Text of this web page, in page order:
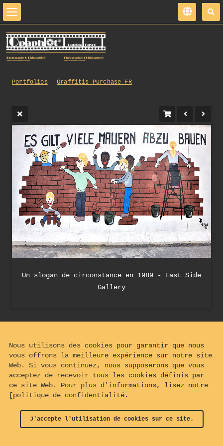
Portfolios
Graffitis_Purchase_FR
Un slogan de circonstance en 1989 - East Side
Gallery
Nous utilisons des cookies pour garantir que nous
vous offrons la meilleure expérience sur notre site
Web. Si vous continuez, nous supposerons que vous
acceptez de recevoir tous les cookies définis par
ce site Web. Pour plus d'informations, lisez notre
[politique de confidentialité.
J'accepte l'utilisation de cookies sur ce site.